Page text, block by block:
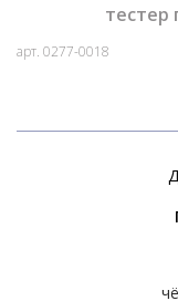
тестер
арт. 0277-0018